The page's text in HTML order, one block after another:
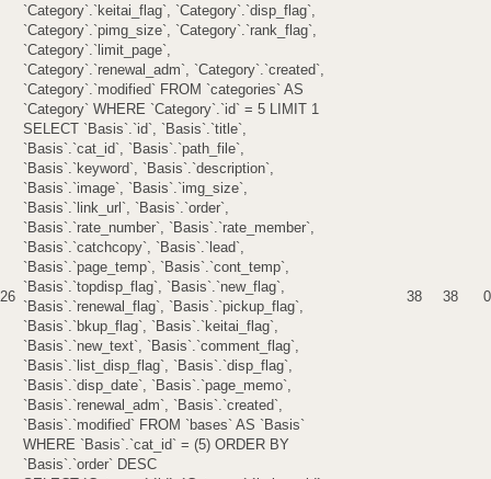
`Category`.`keitai_flag`, `Category`.`disp_flag`,
`Category`.`pimg_size`, `Category`.`rank_flag`,
`Category`.`limit_page`,
`Category`.`renewal_adm`, `Category`.`created`,
`Category`.`modified` FROM `categories` AS
`Category` WHERE `Category`.`id` = 5 LIMIT 1
26
SELECT `Basis`.`id`, `Basis`.`title`,
`Basis`.`cat_id`, `Basis`.`path_file`,
`Basis`.`keyword`, `Basis`.`description`,
`Basis`.`image`, `Basis`.`img_size`,
`Basis`.`link_url`, `Basis`.`order`,
`Basis`.`rate_number`, `Basis`.`rate_member`,
`Basis`.`catchcopy`, `Basis`.`lead`,
`Basis`.`page_temp`, `Basis`.`cont_temp`,
`Basis`.`topdisp_flag`, `Basis`.`new_flag`,
`Basis`.`renewal_flag`, `Basis`.`pickup_flag`,
`Basis`.`bkup_flag`, `Basis`.`keitai_flag`,
`Basis`.`new_text`, `Basis`.`comment_flag`,
`Basis`.`list_disp_flag`, `Basis`.`disp_flag`,
`Basis`.`disp_date`, `Basis`.`page_memo`,
`Basis`.`renewal_adm`, `Basis`.`created`,
`Basis`.`modified` FROM `bases` AS `Basis`
WHERE `Basis`.`cat_id` = (5) ORDER BY
`Basis`.`order` DESC
38 38 0